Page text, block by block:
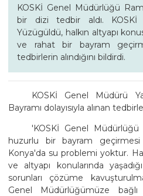
KOSKİ Genel Müdürlüğü
bir dizi tedbir aldı. KOSKİ
Yüzügüldü, halkın altyapı
ve rahat bir bayram
tedbirlerin alındığını bildirdi.
KOSKİ Genel Müdürü
Bayramı dolayısıyla alınan
'KOSKİ Genel Müdürlüğü
huzurlu bir bayram
Konya'da su problemi yoktur.
ve altyapı konularında
sorunları çözüme
Genel Müdürlüğümüze